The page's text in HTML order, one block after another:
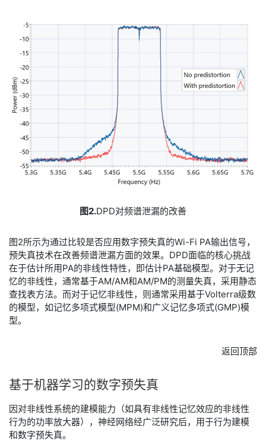
图2.DPD对频谱泄漏的改善
​图2所示为通过比较是否应用数字预失真的Wi-Fi PA输出信号，
预失真技术在改善频谱泄漏方面的效果。DPD面临的核心挑战
在于估计所用PA的非线性特性，即估计PA基础模型。对于无记
忆的非线性，通常基于AM/AM和AM/PM的测量失真，采用静态
查找表方法。而对于记忆非线性，则通常采用基于Volterra级数
的模型，如记忆多项式模型(MPM)和广义记忆多项式(GMP)模
型。
返回顶部
​基于机器学习的数字预失真
​因对非线性系统的建模能力（如具有非线性记忆效应的非线性
行为的功率放大器），神经网络经广泛研究后，用于行为建模
和数字预失真。